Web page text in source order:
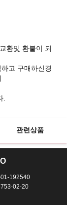
환및 환불이 되
고 구매하신경
관련상품
192540
02-20